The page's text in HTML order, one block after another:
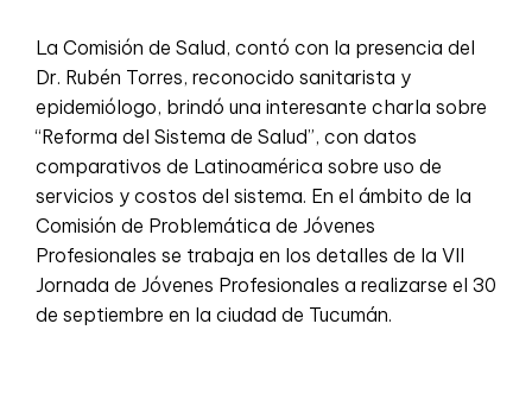
La Comisión de Salud, contó con la presencia del
Dr. Rubén Torres, reconocido sanitarista y
epidemiólogo, brindó una interesante charla sobre
“Reforma del Sistema de Salud”, con datos
comparativos de Latinoamérica sobre uso de
servicios y costos del sistema. En el ámbito de la
Comisión de Problemática de Jóvenes
Profesionales se trabaja en los detalles de la VII
Jornada de Jóvenes Profesionales a realizarse el 30
de septiembre en la ciudad de Tucumán.